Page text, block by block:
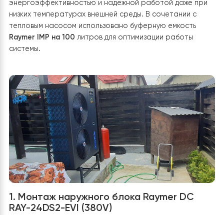
После проведения расчетов и анализа доступных
вариантов, было принято решение установить
насос Raymer DC Inverter RAY-24DS2-EVI (380V)
модель является современным решением для
размеров. Она характеризуется высокой
энергоэффективностью и надежной работой даже
низких температурах внешней среды. В сочетании с
тепловым насосом использовано буферную емкость
Raymer IMP на 100литров для оптимизации работы
системы.